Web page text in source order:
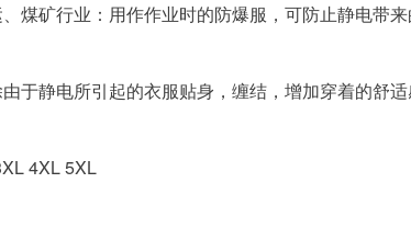
煤矿行业：用作作业时的防爆服，可防止静电带
于静电所引起的衣服贴身，缠结，增加穿着的舒
4XL 5XL